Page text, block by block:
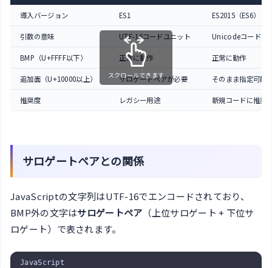
導入バージョン ES1 ES2015（ES6）
引数の意味 UTF-16コードユニット Unicodeコードポ
BMP（U+FFFF以下） 正常に動作 正常に動作
追加面（U+10000以上） サロゲートペアが必要 そのまま指定可能
推奨度 レガシー用途 新規コードに推奨
スクロールできます
サロゲートペアとの関係
JavaScriptの文字列はUTF-16でエンコードされており、
BMP外の文字はサロゲートペア （上位サロゲート + 下位サ
ロゲート）で表されます。
JavaScript